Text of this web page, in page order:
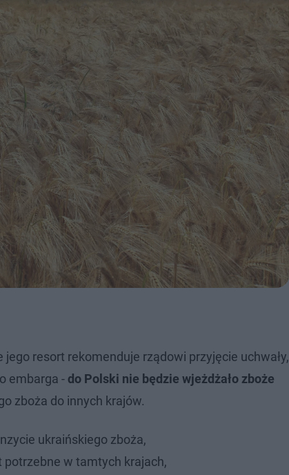
resort rekomenduje rządowi przyjęcie uchwały,
embarga - do Polski nie będzie wjeżdżało zboże
zboża do innych krajów.
ukraińskiego zboża,
potrzebne w tamtych krajach,